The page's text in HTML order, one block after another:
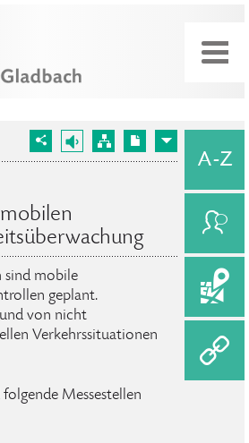
sind mobile
geplant.
von nicht
Verkehrssituationen
Messestellen